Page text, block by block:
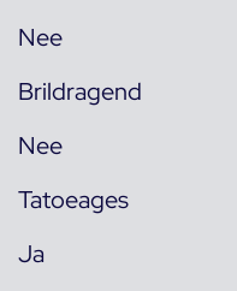
Nee
Brildragend
Nee
Tatoeages
Ja